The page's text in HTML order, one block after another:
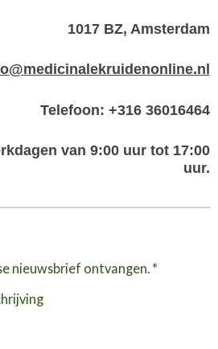
1017 BZ, Amsterdam
Telefoon: +316 36016464
van 9:00 uur tot 17:00
uur.
nieuwsbrief ontvangen. *